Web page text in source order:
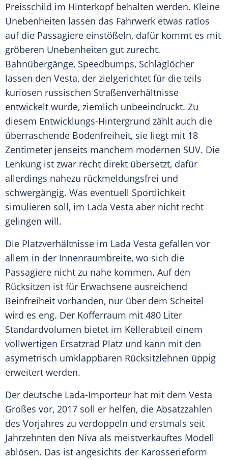
Preisschild im Hinterkopf behalten werden. Kleine
Unebenheiten lassen das Fahrwerk etwas ratlos
auf die Passagiere einstößeln, dafür kommt es mit
gröberen Unebenheiten gut zurecht.
Bahnübergänge, Speedbumps, Schlaglöcher
lassen den Vesta, der zielgerichtet für die teils
kuriosen russischen Straßenverhältnisse
entwickelt wurde, ziemlich unbeeindruckt. Zu
diesem Entwicklungs-Hintergrund zählt auch die
überraschende Bodenfreiheit, sie liegt mit 18
Zentimeter jenseits manchem modernen SUV. Die
Lenkung ist zwar recht direkt übersetzt, dafür
allerdings nahezu rückmeldungsfrei und
schwergängig. Was eventuell Sportlichkeit
simulieren soll, im Lada Vesta aber nicht recht
gelingen will.
Die Platzverhältnisse im Lada Vesta gefallen vor
allem in der Innenraumbreite, wo sich die
Passagiere nicht zu nahe kommen. Auf den
Rücksitzen ist für Erwachsene ausreichend
Beinfreiheit vorhanden, nur über dem Scheitel
wird es eng. Der Kofferraum mit 480 Liter
Standardvolumen bietet im Kellerabteil einem
vollwertigen Ersatzrad Platz und kann mit den
asymetrisch umklappbaren Rücksitzlehnen üppig
erweitert werden.
Der deutsche Lada-Importeur hat mit dem Vesta
Großes vor, 2017 soll er helfen, die Absatzzahlen
des Vorjahres zu verdoppeln und erstmals seit
Jahrzehnten den Niva als meistverkauftes Modell
ablösen. Das ist angesichts der Karosserieform